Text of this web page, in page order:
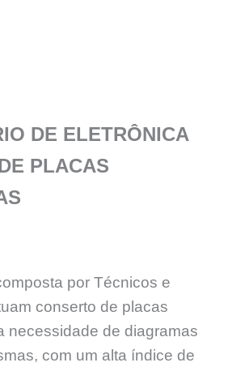
DE ELETRÔNICA
PLACAS
por Técnicos e
conserto de placas
necessidade de diagramas
com um alta índice de